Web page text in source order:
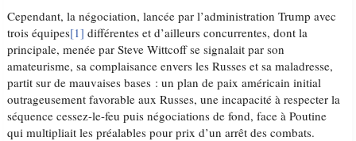
Cependant, la négociation, lancée par l’administration Trump avec
trois équipes[1] différentes et d’ailleurs concurrentes, dont la
principale, menée par Steve Wittcoff se signalait par son
amateurisme, sa complaisance envers les Russes et sa maladresse,
partit sur de mauvaises bases : un plan de paix américain initial
outrageusement favorable aux Russes, une incapacité à respecter la
séquence cessez-le-feu puis négociations de fond, face à Poutine
qui multipliait les préalables pour prix d’un arrêt des combats.